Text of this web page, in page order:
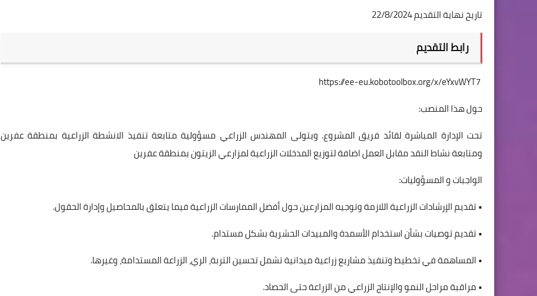
تاريخ نهاية التقديم 22/8/2024
رابط التقديم
https://ee-eu.kobotoolbox.org/x/eYxvWYT7
حول هذا المنصب:
تحت الإدارة المباشرة لقائد فريق المشروع. ويتولى المهندس الزراعي مسؤولية متابعة تنفيذ الانشطة الزراعية بمنطقة عفرين
ومتابعة نشاط النقد مقابل العمل اضافة لتوزيع المدخلات الزراعية لمزارعي الزيتون بمنطقة عفرين
الواجبات و المسؤوليات:
• تقديم الإرشادات الزراعية اللازمة وتوجيه المزارعين حول أفضل الممارسات الزراعية فيما يتعلق بالمحاصيل وإدارة الحقول.
• تقديم توصيات بشأن استخدام الأسمدة والمبيدات الحشرية بشكل مستدام.
• المساهمة في تخطيط وتنفيذ مشاريع زراعية ميدانية تشمل تحسين التربة، الري، الزراعة المستدامة، وغيرها.
• مراقبة مراحل النمو والإنتاج الزراعي من الزراعة حتى الحصاد.